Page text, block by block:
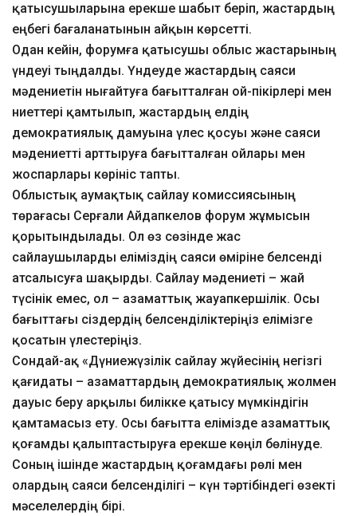
қатысушыларына ерекше шабыт беріп, жастардың
еңбегі бағаланатынын айқын көрсетті.
Одан кейін, форумға қатысушы облыс жастарының
үндеуі тыңдалды. Үндеуде жастардың саяси
мәдениетін нығайтуға бағытталған ой-пікірлері мен
ниеттері қамтылып, жастардың елдің
демократиялық дамуына үлес қосуы және саяси
мәдениетті арттыруға бағытталған ойлары мен
жоспарлары көрініс тапты.
Облыстық аумақтық сайлау комиссиясының
төрағасы Серғали Айдапкелов форум жұмысын
қорытындылады. Ол өз сөзінде жас
сайлаушыларды еліміздің саяси өміріне белсенді
атсалысуға шақырды. Сайлау мәдениеті – жай
түсінік емес, ол – азаматтық жауапкершілік. Осы
бағыттағы сіздердің белсенділіктеріңіз елімізге
қосатын үлестеріңіз.
Сондай-ақ «Дүниежүзілік сайлау жүйесінің негізгі
қағидаты – азаматтардың демократиялық жолмен
дауыс беру арқылы билікке қатысу мүмкіндігін
қамтамасыз ету. Осы бағытта елімізде азаматтық
қоғамды қалыптастыруға ерекше көңіл бөлінуде.
Соның ішінде жастардың қоғамдағы рөлі мен
олардың саяси белсенділігі – күн тәртібіндегі өзекті
мәселелердің бірі.